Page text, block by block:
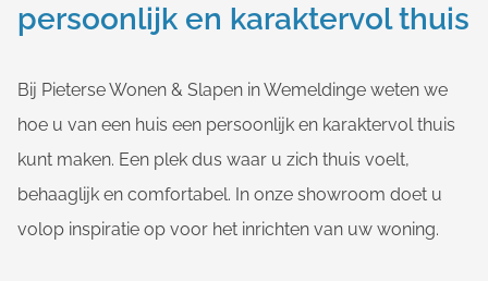
persoonlijk en karaktervol thuis
Bij Pieterse Wonen & Slapen in Wemeldinge weten we
hoe u van een huis een persoonlijk en karaktervol thuis
kunt maken. Een plek dus waar u zich thuis voelt,
behaaglijk en comfortabel. In onze showroom doet u
volop inspiratie op voor het inrichten van uw woning.